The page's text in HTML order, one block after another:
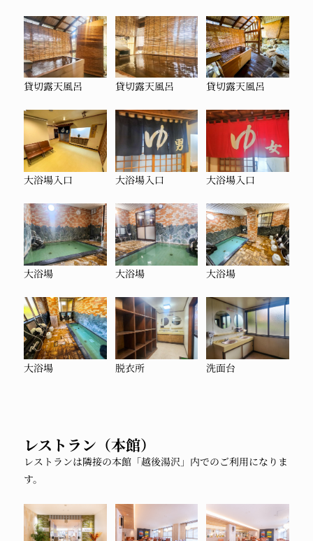
貸切露天風呂 貸切露天風呂 貸切露天風呂
大浴場入口 大浴場入口 大浴場入口
大浴場 大浴場 大浴場
大浴場 脱衣所 洗面台
レストラン（本館）
レストランは隣接の本館「越後湯沢」内でのご利用になりま
す。